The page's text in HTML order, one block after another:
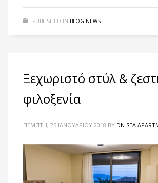
PUBLISHED IN BLOG-NEWS
Ξεχωριστό στύλ &
φιλοξενία
ΠΈΜΠΤΗ, 25 ΙΑΝΟΥΑΡΊΟΥ 2018 BY DN SEA